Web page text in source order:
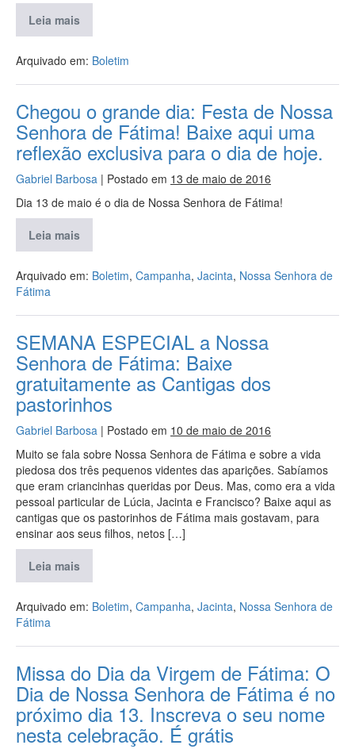
Leia mais
Arquivado em: Boletim
Chegou o grande dia: Festa de Nossa
Senhora de Fátima! Baixe aqui uma
reflexão exclusiva para o dia de hoje.
Gabriel Barbosa | Postado em 13 de maio de 2016
Dia 13 de maio é o dia de Nossa Senhora de Fátima!
Leia mais
Arquivado em: Boletim, Campanha, Jacinta, Nossa Senhora de
Fátima
SEMANA ESPECIAL a Nossa
Senhora de Fátima: Baixe
gratuitamente as Cantigas dos
pastorinhos
Gabriel Barbosa | Postado em 10 de maio de 2016
Muito se fala sobre Nossa Senhora de Fátima e sobre a vida
piedosa dos três pequenos videntes das aparições. Sabíamos
que eram criancinhas queridas por Deus. Mas, como era a vida
pessoal particular de Lúcia, Jacinta e Francisco? Baixe aqui as
cantigas que os pastorinhos de Fátima mais gostavam, para
ensinar aos seus filhos, netos […]
Leia mais
Arquivado em: Boletim, Campanha, Jacinta, Nossa Senhora de
Fátima
Missa do Dia da Virgem de Fátima: O
Dia de Nossa Senhora de Fátima é no
próximo dia 13. Inscreva o seu nome
nesta celebração. É grátis